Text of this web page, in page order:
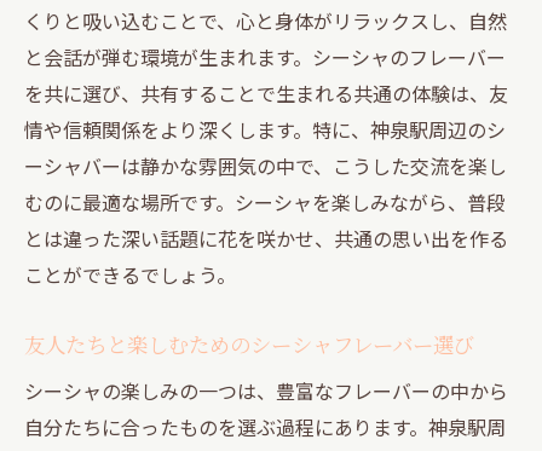
くりと吸い込むことで、心と身体がリラックスし、自然
と会話が弾む環境が生まれます。シーシャのフレーバー
を共に選び、共有することで生まれる共通の体験は、友
情や信頼関係をより深くします。特に、神泉駅周辺のシ
ーシャバーは静かな雰囲気の中で、こうした交流を楽し
むのに最適な場所です。シーシャを楽しみながら、普段
とは違った深い話題に花を咲かせ、共通の思い出を作る
ことができるでしょう。
友人たちと楽しむためのシーシャフレーバー選び
シーシャの楽しみの一つは、豊富なフレーバーの中から
自分たちに合ったものを選ぶ過程にあります。神泉駅周